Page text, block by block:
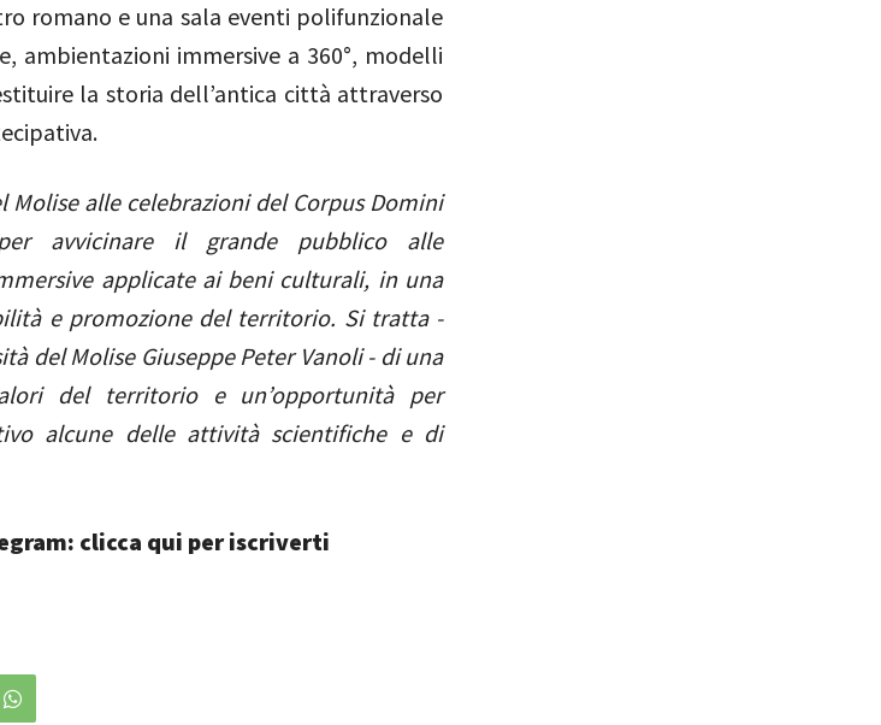
romano e una sala eventi polifunzionale
ambientazioni immersive a 360°, modelli
la storia dell’antica città attraverso
Molise alle celebrazioni del Corpus Domini
avvicinare il grande pubblico alle
applicate ai beni culturali, in una
e promozione del territorio. Si tratta -
del Molise Giuseppe Peter Vanoli - di una
del territorio e un’opportunità per
alcune delle attività scientifiche e di
clicca qui per iscriverti